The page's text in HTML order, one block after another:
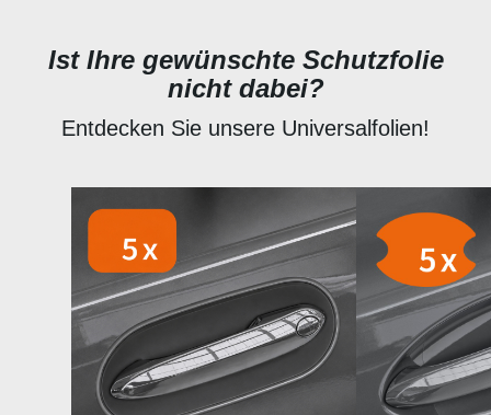
Ist Ihre gewünschte Schutzfolie
nicht dabei?
Entdecken Sie unsere Universalfolien!